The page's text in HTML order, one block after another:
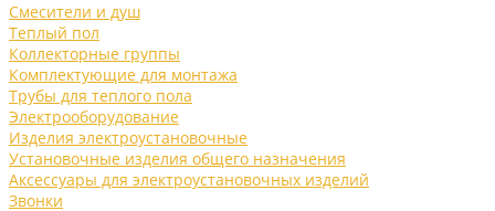
Смесители и душ
Теплый пол
Коллекторные группы
Комплектующие для монтажа
Трубы для теплого пола
Электрооборудование
Изделия электроустановочные
Установочные изделия общего назначения
Аксессуары для электроустановочных изделий
Звонки